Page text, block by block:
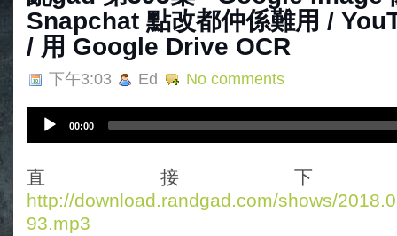
Snapchat 點改都仲係難用 /
/ 用 Google Drive OCR
下午3:03 Ed No comments
i
o
P
l
00:00
直接
http://download.randgad.com/shows/
93.mp3